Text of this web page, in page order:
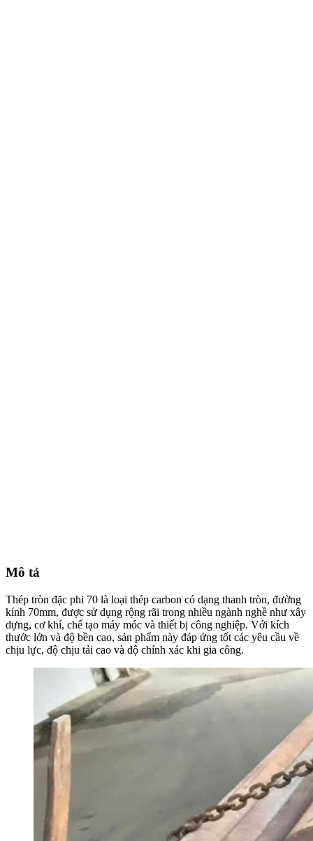
Mô tả
Thép tròn đặc phi 70 là loại thép carbon có dạng thanh tròn, đường
kính 70mm, được sử dụng rộng rãi trong nhiều ngành nghề như xây
dựng, cơ khí, chế tạo máy móc và thiết bị công nghiệp. Với kích
thước lớn và độ bền cao, sản phẩm này đáp ứng tốt các yêu cầu về
chịu lực, độ chịu tải cao và độ chính xác khi gia công.